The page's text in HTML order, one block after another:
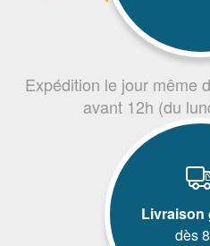
Expédition le jour même
avant 12h (du
Livraison
dès